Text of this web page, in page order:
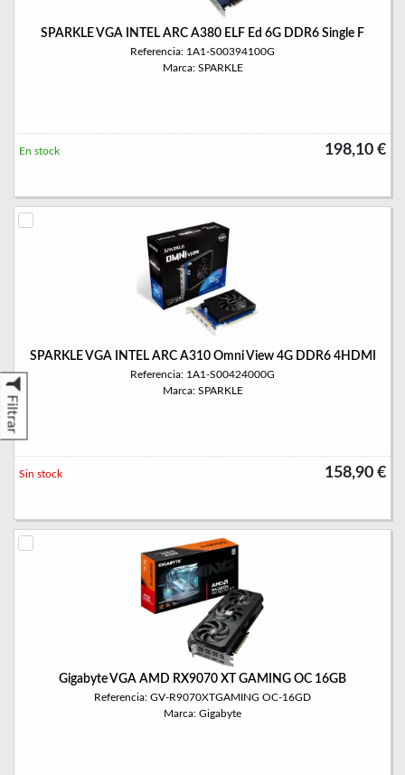
Filtrar
SPARKLE VGA INTEL ARC A380 ELF Ed 6G DDR6 Single F
Referencia: 1A1-S00394100G
Marca: SPARKLE
198,10 €
En stock
SPARKLE VGA INTEL ARC A310 Omni View 4G DDR6 4HDMI
Referencia: 1A1-S00424000G
Marca: SPARKLE
158,90 €
Sin stock
Gigabyte VGA AMD RX9070 XT GAMING OC 16GB
Referencia: GV-R9070XTGAMING OC-16GD
Marca: Gigabyte